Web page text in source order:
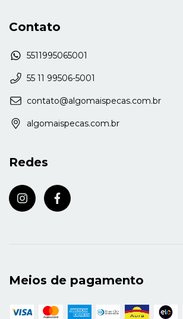
Contato
5511995065001
55 11 99506-5001
contato@algomaispecas.com.br
algomaispecas.com.br
Redes
Meios de pagamento